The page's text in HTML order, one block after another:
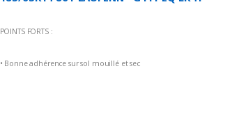
POINTS FORTS :
• Bonne adhérence sur sol mouillé et sec